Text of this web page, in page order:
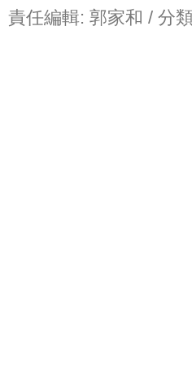
責任編輯: 郭家和 / 分